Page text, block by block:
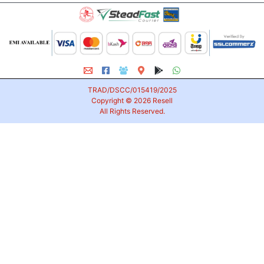
TRAD/DSCC/015419/2025
Copyright © 2026 Resell
All Rights Reserved.